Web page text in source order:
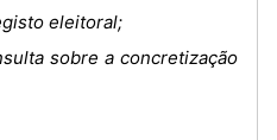
eleitoral;
sobre a concretização